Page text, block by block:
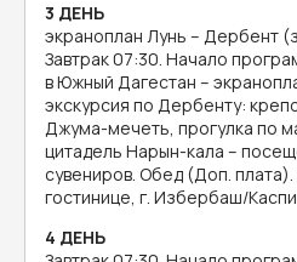
3 ДЕНЬ
экраноплан Лунь – Дербент
Завтрак 07:30. Начало
в Южный Дагестан –
экскурсия по Дербенту:
Джума-мечеть, прогулка по
цитадель Нарын-кала –
сувениров. Обед (Доп.
гостинице, г. Избербаш/
4 ДЕНЬ